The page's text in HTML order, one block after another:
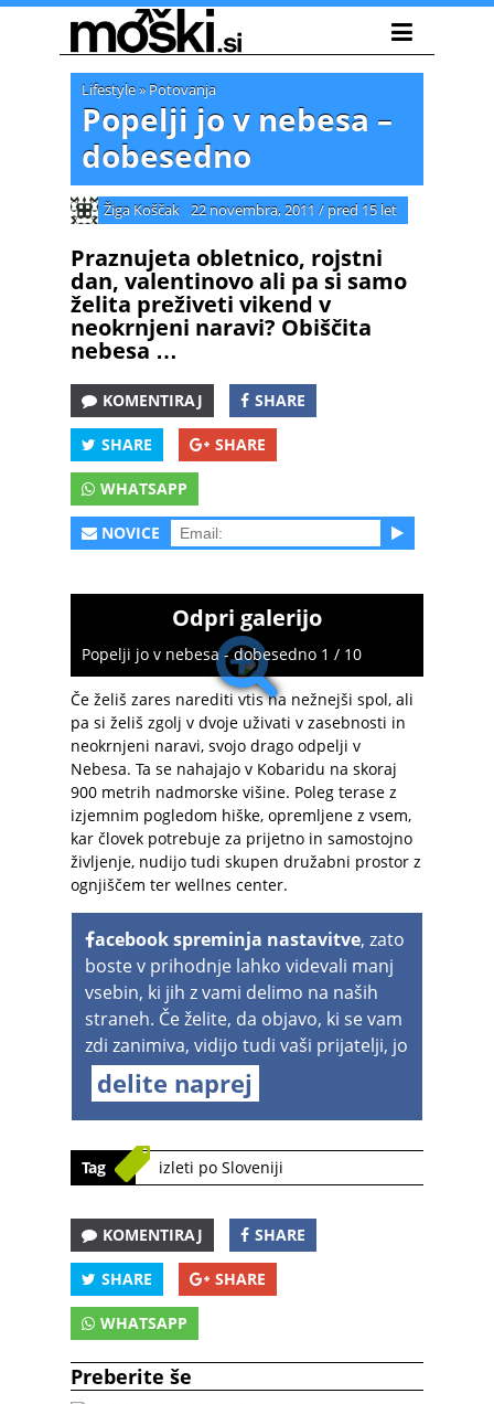
Lifestyle» Potovanja
Popelji jo v nebesa –
dobesedno
Žiga Koščak 22 novembra, 2011 / pred 15 let
Praznujeta obletnico, rojstni
dan, valentinovo ali pa si samo
želita preživeti vikend v
neokrnjeni naravi? Obiščita
nebesa …
KOMENTIRAJ SHARE
SHARE SHARE
WHATSAPP
NOVICE
Odpri galerijo
Popelji jo v nebesa - dobesedno 1 / 10
Če želiš zares narediti vtis na nežnejši spol, ali
pa si želiš zgolj v dvoje uživati v zasebnosti in
neokrnjeni naravi, svojo drago odpelji v
Nebesa. Ta se nahajajo v Kobaridu na skoraj
900 metrih nadmorske višine. Poleg terase z
izjemnim pogledom hiške, opremljene z vsem,
kar človek potrebuje za prijetno in samostojno
življenje, nudijo tudi skupen družabni prostor z
ognjiščem ter wellnes center.
acebook spreminja nastavitve, zato
boste v prihodnje lahko videvali manj
vsebin, ki jih z vami delimo na naših
straneh. Če želite, da objavo, ki se vam
zdi zanimiva, vidijo tudi vaši prijatelji, jo
delite naprej
Tag izleti po Sloveniji
KOMENTIRAJ SHARE
SHARE SHARE
WHATSAPP
Preberite še